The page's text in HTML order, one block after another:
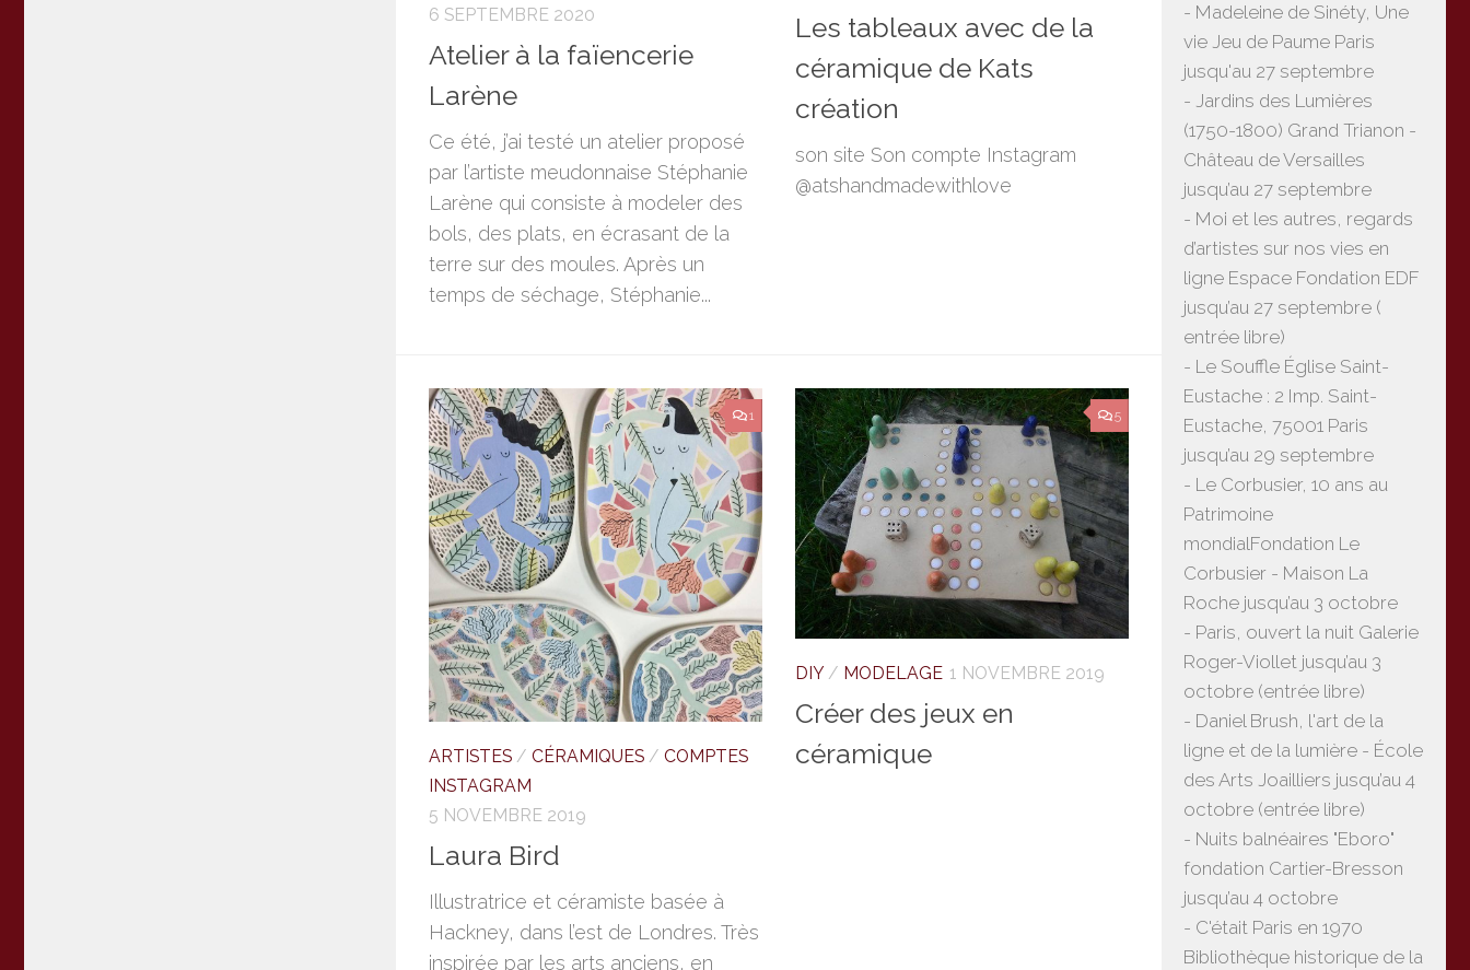
6 SEPTEMBRE 2020
Atelier à la faïencerie
Larène
Ce été, j’ai testé un atelier proposé
par l’artiste meudonnaise Stéphanie
Larène qui consiste à modeler des
bols, des plats, en écrasant de la
terre sur des moules. Après un
temps de séchage, Stéphanie...
Les tableaux avec de la
céramique de Kats
création
son site Son compte Instagram
@atshandmadewithlove
1
ARTISTES / CÉRAMIQUES / COMPTES
INSTAGRAM
5 NOVEMBRE 2019
Laura Bird
Illustratrice et céramiste basée à
Hackney, dans l’est de Londres. Très
inspirée par les arts anciens, en
5
DIY / MODELAGE 1 NOVEMBRE 2019
Créer des jeux en
céramique
- Madeleine de Sinéty, Une
vie Jeu de Paume Paris
jusqu'au 27 septembre
- Jardins des Lumières
(1750-1800) Grand Trianon -
Château de Versailles
jusqu’au 27 septembre
- Moi et les autres, regards
d’artistes sur nos vies en
ligne Espace Fondation EDF
jusqu’au 27 septembre (
entrée libre)
- Le Souffle Église Saint-
Eustache : 2 Imp. Saint-
Eustache, 75001 Paris
jusqu’au 29 septembre
- Le Corbusier, 10 ans au
Patrimoine
mondialFondation Le
Corbusier - Maison La
Roche jusqu’au 3 octobre
- Paris, ouvert la nuit Galerie
Roger-Viollet jusqu’au 3
octobre (entrée libre)
- Daniel Brush, l'art de la
ligne et de la lumière - École
des Arts Joailliers jusqu’au 4
octobre (entrée libre)
- Nuits balnéaires "Eboro"
fondation Cartier-Bresson
jusqu’au 4 octobre
- C'était Paris en 1970
Bibliothèque historique de la